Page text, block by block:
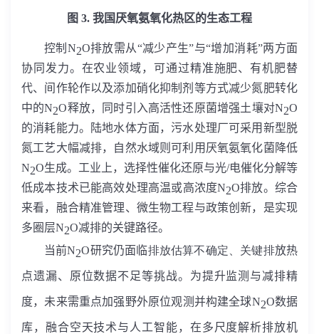
图 3. 我国厌氧氨氧化热区的生态工程
控制 N2O排放需从“减少产生”与“增加消耗”两方面
协同发力。在农业领域，可通过精准施肥、有机肥替
代、间作轮作以及添加硝化抑制剂等方式减少氮肥转化
中的N2O释放，同时引入高活性还原菌增强土壤对N2O
的消耗能力。陆地水体方面，污水处理厂可采用新型脱
氮工艺大幅减排，自然水域则可利用厌氧氨氧化菌降低
N2O生成。工业上，选择性催化还原与光/电催化分解等
低成本技术已能高效处理高温或高浓度N2O排放。综合
来看，融合精准管理、微生物工程与政策创新，是实现
多圈层N2O减排的关键路径。
当前N2O研究仍面临排放估算不确定、关键排放热
点遗漏、原位数据不足等挑战。为提升监测与减排精
度，未来需重点加强野外原位观测并构建全球N2O数据
库，融合空天技术与人工智能，在多尺度解析排放机